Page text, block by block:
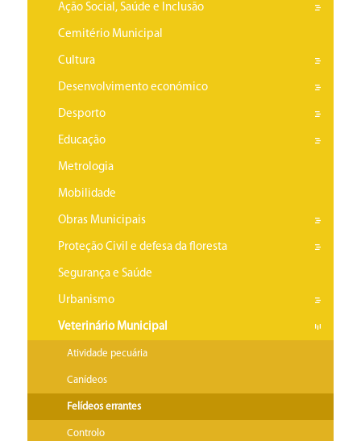
Ação Social, Saúde e Inclusão
Cemitério Municipal
Cultura
Desenvolvimento económico
Desporto
Educação
Metrologia
Mobilidade
Obras Municipais
Proteção Civil e defesa da floresta
Segurança e Saúde
Urbanismo
Veterinário Municipal
Atividade pecuária
Canídeos
Felídeos errantes
Controlo